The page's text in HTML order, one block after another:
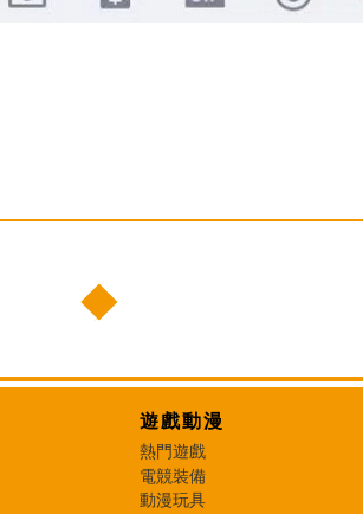
遊戲動漫
熱門遊戲
電競裝備
動漫玩具